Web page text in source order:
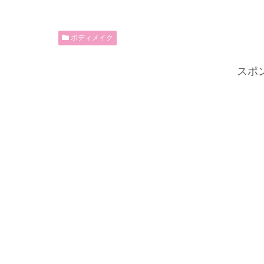
ボディメイク
スポ